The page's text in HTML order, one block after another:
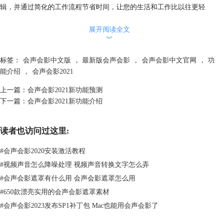
辑，并通过简化的工作流程节省时间，让您的生活和工作比以往更轻
提供精彩功能和滤镜，使每个作品充满个性。
精深的编辑功能，打造难以置信的精彩效果。利用会声会影旗舰版
2021 提供的创意附加工具和强大功能，让您的项目设计水平更上一层
楼。利用 2000 多种可定制效果、滤镜和全新的覆叠，或通过各种动态效
果和酷炫动态标题让故事情节更加鲜活生动。使用时尚 AR 贴纸增加趣味
频，这些功能只是旗舰版出色功能中的一部分。会声会影旗舰版 2021 可
适用于所有视频编辑人员 - 无论您是视频编辑新手还是身经百战的资深人
员！
只有会声会影旗舰版才能打造的优秀效果
的强大功能。实现非凡的创意转换效果，添加趣味性 3D 标题，打造适合
任何场景的氛围。轻松享用来自 NewBlueFX 的优化效果包和来自
展开阅读全文
︾
标签： 会声会影中文版 ， 最新版会声会影 ， 会声会影中文官网 ，
功
能介绍
， 会声会影2021
上一篇： 会声会影2021新功能预测
下一篇： 会声会影2021新功能介绍
读者也访问过这里:
#会声会影2020安装激活教程
#视频声音怎么降噪处理 视频声音转换文字怎么弄
#会声会影遮罩有什么用 会声会影遮罩怎么用
#650款漂亮实用的会声会影遮罩素材
#会声会影2023发布SP1补丁包 Mac也能用会声会影了